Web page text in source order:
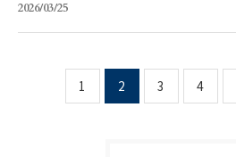
2026/03/25
1 2 3 4